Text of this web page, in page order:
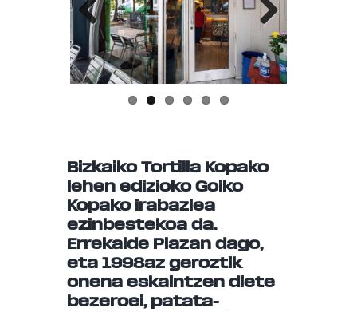
Previo
us
Next
Bizkaiko Tortilla Kopako
lehen edizioko Goiko
Kopako irabazlea
ezinbestekoa da.
Errekalde Plazan dago,
eta 1998az geroztik
onena eskaintzen diete
bezeroei, patata-